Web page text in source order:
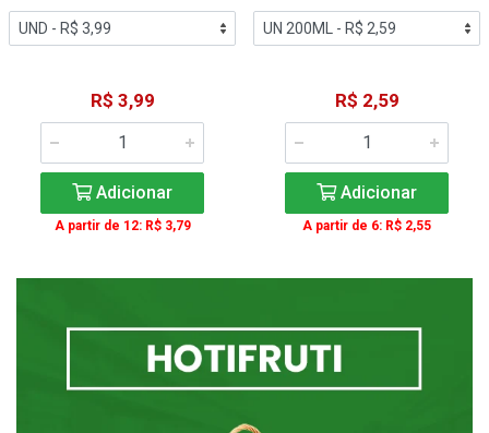
R$ 3,99
Adicionar
A partir de 12: R$ 3,79
R$ 2,59
Adicionar
A partir de 6: R$ 2,55